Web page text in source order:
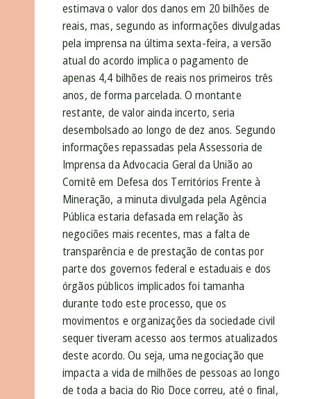
estimava o valor dos danos em 20 bilhões de
reais, mas, segundo as informações divulgadas
pela imprensa na última sexta-feira, a versão
atual do acordo implica o pagamento de
apenas 4,4 bilhões de reais nos primeiros três
anos, de forma parcelada. O montante
restante, de valor ainda incerto, seria
desembolsado ao longo de dez anos. Segundo
informações repassadas pela Assessoria de
Imprensa da Advocacia Geral da União ao
Comitê em Defesa dos Territórios Frente à
Mineração, a minuta divulgada pela Agência
Pública estaria defasada em relação às
negociões mais recentes, mas a falta de
transparência e de prestação de contas por
parte dos governos federal e estaduais e dos
órgãos públicos implicados foi tamanha
durante todo este processo, que os
movimentos e organizações da sociedade civil
sequer tiveram acesso aos termos atualizados
deste acordo. Ou seja, uma negociação que
impacta a vida de milhões de pessoas ao longo
de toda a bacia do Rio Doce correu, até o final,